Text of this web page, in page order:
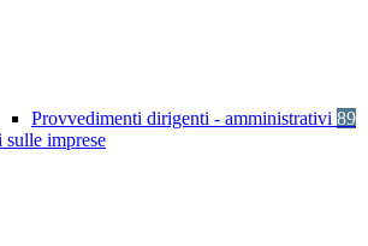
Provvedimenti dirigenti - amministrativi 89
imprese